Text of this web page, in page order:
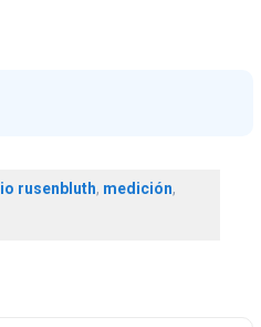
rusenbluth, medición,